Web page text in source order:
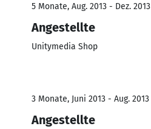
5 Monate, Aug. 2013 - Dez. 2013
Angestellte
Unitymedia Shop
3 Monate, Juni 2013 - Aug. 2013
Angestellte